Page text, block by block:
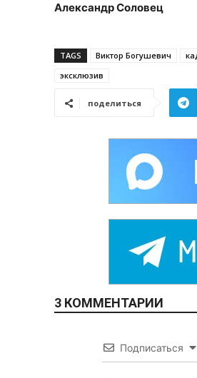
Александр Соловец
TAGS Виктор Богушевич
эксклюзив
поделиться
3 КОММЕНТАРИИ
Подписаться